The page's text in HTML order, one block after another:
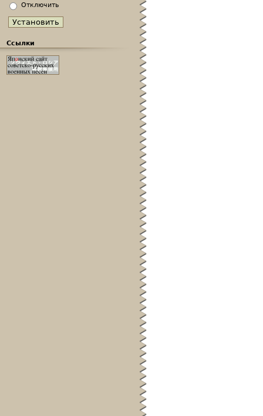
Отключить
Ссылки